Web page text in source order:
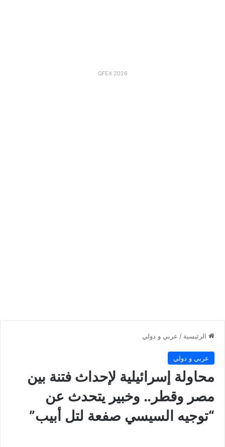
QFEX 2026
الرئيسية / عربي و دولي
عربي و دولي
محاولة إسرائيلية لإحداث فتنة بين
مصر وقطر.. وخبير يتحدث عن
“توجيه السيسي صفعة لتل أبيب”